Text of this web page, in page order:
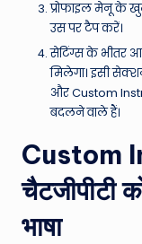
प्रोफाइल मेनू के
उस पर टैप करें।
सेटिंग्स के भीतर
मिलेगा। इसी
और Custom
बदलने वाले हैं।
Custom
चैटजीपीटी
भाषा